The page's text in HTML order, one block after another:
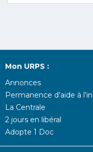
Mon URPS :
Annonces
Permanence d’aide à
La Centrale
2 jours en libéral
Adopte 1 Doc